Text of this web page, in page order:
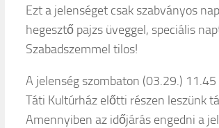
Ezt a jelenséget csak szabványos
hegesztő pajzs üveggel, speciális
Szabadszemmel tilos!
A jelenség szombaton (03.29.)
Táti Kultúrház előtti részen leszünk
Amennyiben az időjárás engedni a